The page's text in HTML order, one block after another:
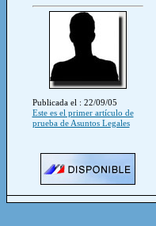
Publicada el : 22/09/05
Este es el primer artículo de
prueba de Asuntos Legales